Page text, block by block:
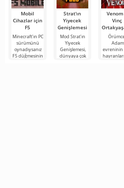
Mobil
Cihazlar için
F5
Minecraft'ın PC
sürümünü
oynadıysanız
F5 düğmesinin
Strat'ın
Yiyecek
Genişlemesi
Mod Strat'ın
Yiyecek
Genişlemesi,
dünyaya çok
Venom
Vinç
Adam
evreninin